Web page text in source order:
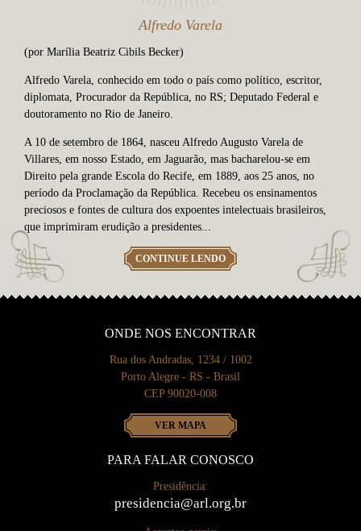
Alfredo Varela
(por Marília Beatriz Cibils Becker)
Alfredo Varela, conhecido em todo o país como político, escritor,
diplomata, Procurador da República, no RS; Deputado Federal e
doutoramento no Rio de Janeiro.
A 10 de setembro de 1864, nasceu Alfredo Augusto Varela de
Villares, em nosso Estado, em Jaguarão, mas bacharelou-se em
Direito pela grande Escola do Recife, em 1889, aos 25 anos, no
período da Proclamação da República. Recebeu os ensinamentos
preciosos e fontes de cultura dos expoentes intelectuais brasileiros,
que imprimiram erudição a presidentes...
CONTINUE LENDO
ONDE NOS ENCONTRAR
Rua dos Andradas, 1234 / 1002
Porto Alegre - RS - Brasil
CEP 90020-008
VER MAPA
PARA FALAR CONOSCO
Presidência:
presidencia@arl.org.br